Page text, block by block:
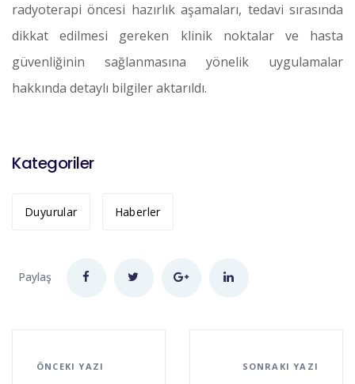
radyoterapi öncesi hazırlık aşamaları, tedavi sırasında
dikkat edilmesi gereken klinik noktalar ve hasta
güvenliğinin sağlanmasına yönelik uygulamalar
hakkında detaylı bilgiler aktarıldı.
Kategoriler
Duyurular Haberler
Paylaş
ÖNCEKI YAZI SONRAKI YAZI